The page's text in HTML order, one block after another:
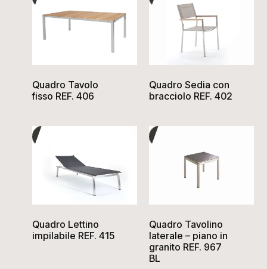
Quadro Tavolo
fisso REF. 406
Quadro Sedia con
bracciolo REF. 402
Quadro Lettino
impilabile REF. 415
Quadro Tavolino
laterale – piano in
granito REF. 967
BL